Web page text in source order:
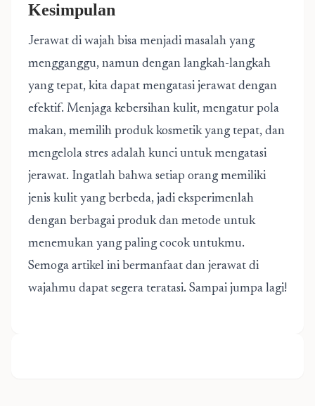
Kesimpulan
Jerawat di wajah bisa menjadi masalah yang
mengganggu, namun dengan langkah-langkah
yang tepat, kita dapat mengatasi jerawat dengan
efektif. Menjaga kebersihan kulit, mengatur pola
makan, memilih produk kosmetik yang tepat, dan
mengelola stres adalah kunci untuk mengatasi
jerawat. Ingatlah bahwa setiap orang memiliki
jenis kulit yang berbeda, jadi eksperimenlah
dengan berbagai produk dan metode untuk
menemukan yang paling cocok untukmu.
Semoga artikel ini bermanfaat dan jerawat di
wajahmu dapat segera teratasi. Sampai jumpa lagi!